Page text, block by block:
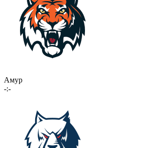
Амур
-:-